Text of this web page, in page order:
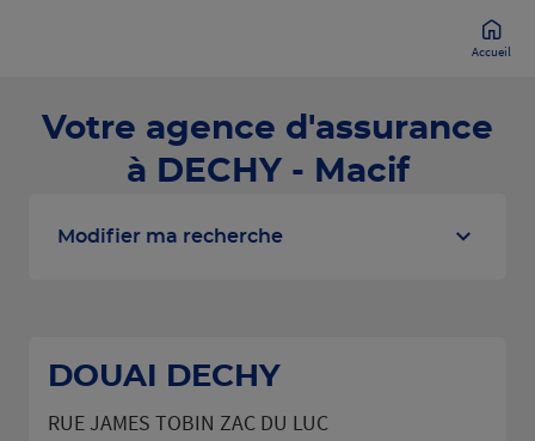
Accueil
Votre agence d'assurance
à DECHY - Macif
Modifier ma recherche
DOUAI DECHY
RUE JAMES TOBIN ZAC DU LUC